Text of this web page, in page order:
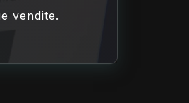
vendite.